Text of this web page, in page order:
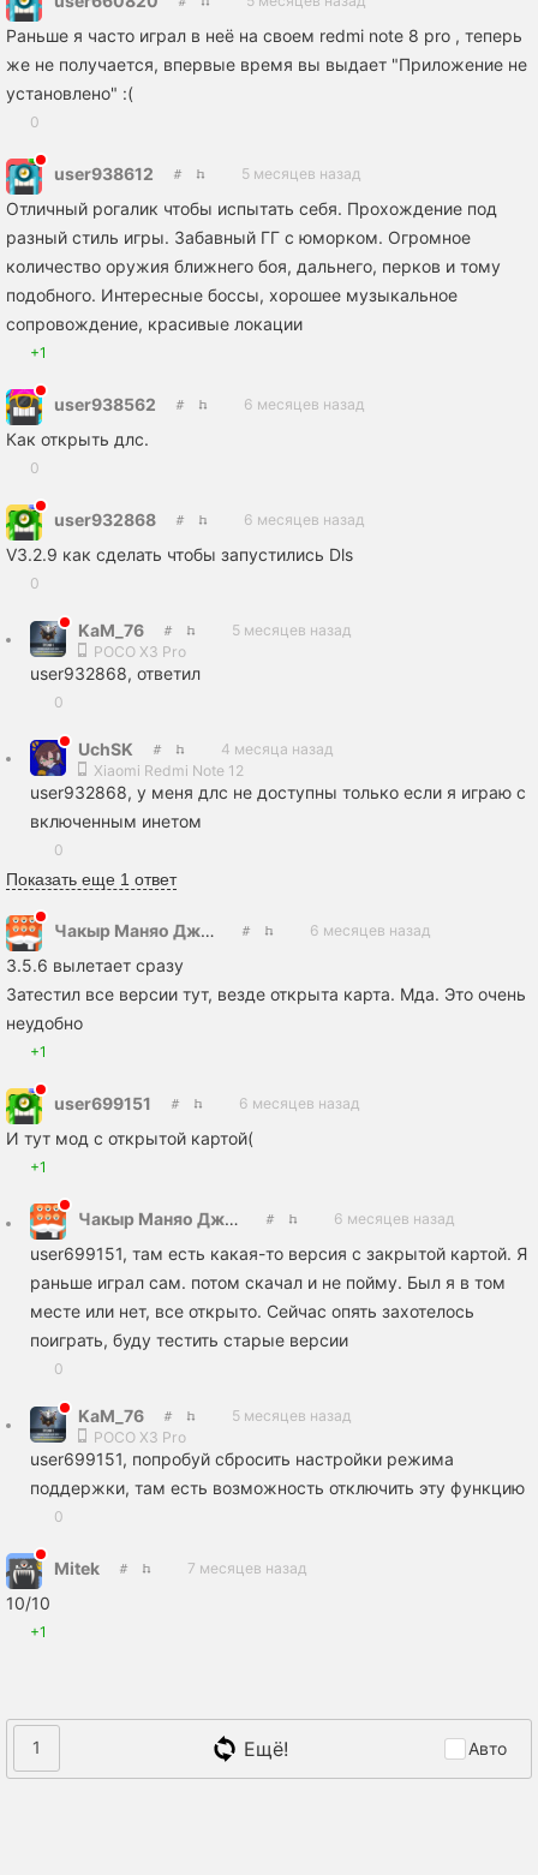
Раньше я часто играл в неё на своем redmi note 8 pro , теперь
же не получается, впервые время вы выдает "Приложение не
установлено" :(
0
user938612 5 месяцев назад
Отличный рогалик чтобы испытать себя. Прохождение под
разный стиль игры. Забавный ГГ с юморком. Огромное
количество оружия ближнего боя, дальнего, перков и тому
подобного. Интересные боссы, хорошее музыкальное
сопровождение, красивые локации
+1
user938562 6 месяцев назад
Как открыть длс.
0
user932868 6 месяцев назад
V3.2.9 как сделать чтобы запустились Dls
0
KaM_76
5 месяцев назад
POCO X3 Pro
user932868, ответил
0
UchSK
4 месяца назад
Xiaomi Redmi Note 12
user932868, у меня длс не доступны только если я играю с
включенным инетом
0
Показать еще 1 ответ
Чакыр Маняо Джиджя 6 месяцев назад
3.5.6 вылетает сразу
Затестил все версии тут, везде открыта карта. Мда. Это очень
неудобно
+1
user699151 6 месяцев назад
И тут мод с открытой картой(
+1
Чакыр Маняо Джиджя 6 месяцев назад
user699151, там есть какая-то версия с закрытой картой. Я
раньше играл сам. потом скачал и не пойму. Был я в том
месте или нет, все открыто. Сейчас опять захотелось
поиграть, буду тестить старые версии
0
KaM_76
5 месяцев назад
POCO X3 Pro
user699151, попробуй сбросить настройки режима
поддержки, там есть возможность отключить эту функцию
0
Mitek 7 месяцев назад
10/10
+1
1 Ещё! Авто